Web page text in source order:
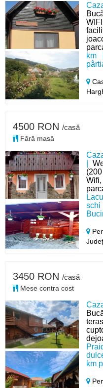
km
4500 RON /casă
Fără masă
km
3450 RON /casă
Mese contra cost